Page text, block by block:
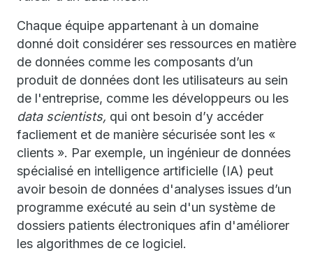
Chaque équipe appartenant à un domaine
donné doit considérer ses ressources en matière
de données comme les composants d’un
produit de données dont les utilisateurs au sein
de l'entreprise, comme les développeurs ou les
data scientists, qui ont besoin d’y accéder
facliement et de manière sécurisée sont les «
clients ». Par exemple, un ingénieur de données
spécialisé en intelligence artificielle (IA) peut
avoir besoin de données d'analyses issues d’un
programme exécuté au sein d'un système de
dossiers patients électroniques afin d'améliorer
les algorithmes de ce logiciel.